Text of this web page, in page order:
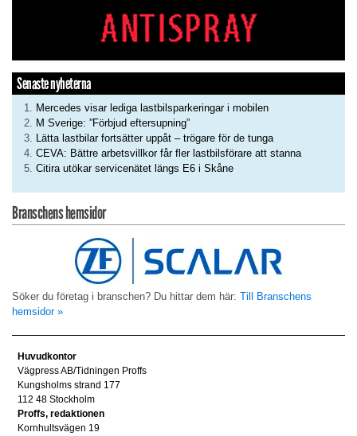
Senaste nyheterna
Mercedes visar lediga lastbilsparkeringar i mobilen
M Sverige: ”Förbjud eftersupning”
Lätta lastbilar fortsätter uppåt – trögare för de tunga
CEVA: Bättre arbetsvillkor får fler lastbilsförare att stanna
Citira utökar servicenätet längs E6 i Skåne
Branschens hemsidor
Söker du företag i branschen? Du hittar dem här: Till Branschens
hemsidor »
Huvudkontor
Vägpress AB/Tidningen Proffs
Kungsholms strand 177
112 48 Stockholm
Proffs, redaktionen
Kornhultsvägen 19